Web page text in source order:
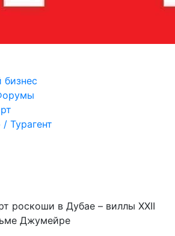
бизнес
Турагент
роскоши в Дубае – виллы XXII
Джумейре